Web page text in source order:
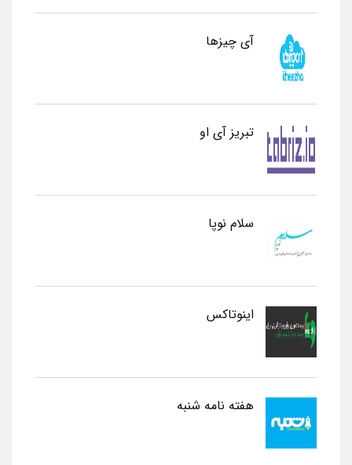
آی چیزها
تبریز آی او
سلام نوپا
اینوتاکس
هفته نامه شنبه